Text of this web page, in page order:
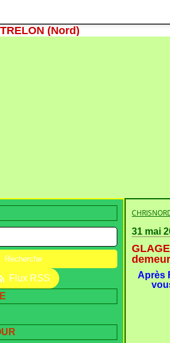
Flux RSS
31 mai
Après